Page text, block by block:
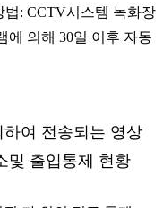
법: CCTV시스템 녹화장
에 의해 30일 이후 자동
여 전송되는 영상
및 출입통제 현황